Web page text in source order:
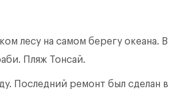
лесу на самом берегу
Пляж Тонсай.
Последний ремонт был сделан в